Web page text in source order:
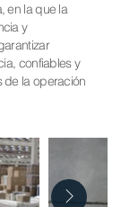
en la que la
y
confiables y
de la operación